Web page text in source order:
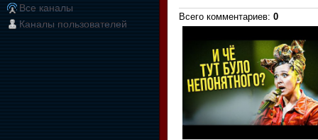
Все каналы
Каналы пользователей
Всего комментариев: 0